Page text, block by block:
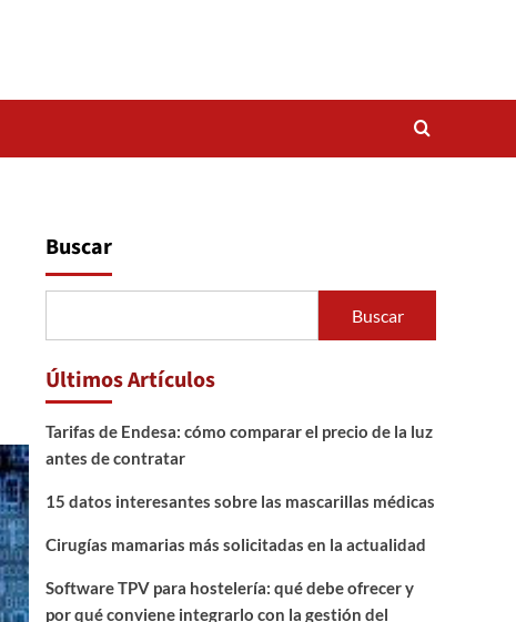
Buscar
Buscar
Últimos Artículos
Tarifas de Endesa: cómo comparar el precio de la luz
antes de contratar
15 datos interesantes sobre las mascarillas médicas
Cirugías mamarias más solicitadas en la actualidad
Software TPV para hostelería: qué debe ofrecer y
por qué conviene integrarlo con la gestión del